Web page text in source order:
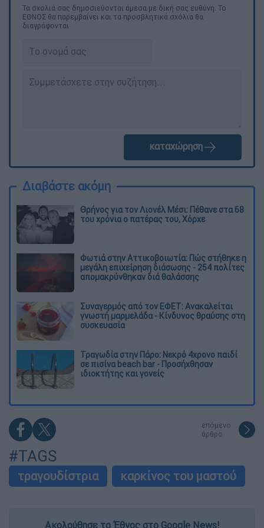
Τα σχολιά σας δημοσιεύονται άμεσα με δική σας ευθύνη. Το
ΕΘΝΟΣ θα παρεμβαίνει και τα προσβλητικά σχόλια θα
διαγράφονται
καταχώρηση
Διαβάστε ακόμη
Θρήνος για τον Λιονέλ Μέσι: Πέθανε στα 68
του χρόνια ο πατέρας του, Χόρχε
Φωτιά στην Αττικοβοιωτία: Πώς στήθηκε η
μεγάλη επιχείρηση διάσωσης - 254 πολίτες
απομακρύνθηκαν διά θαλάσσης
Συναγερμός από τον ΕΦΕΤ: Ανακαλείται
γνωστή μαρμελάδα - Κίνδυνος θραύσης στη
συσκευασία
Τραγωδία στην Πάρο: Νεκρό 4χρονο παιδί
σε πισίνα beach bar - Προσήχθησαν
ιδιοκτήτης και γονείς
επόμενο
άρθρο
#TAGS
τραγουδίστρια καρκίνος του μαστού
Ακολούθησε το Έθνος στο Google News!